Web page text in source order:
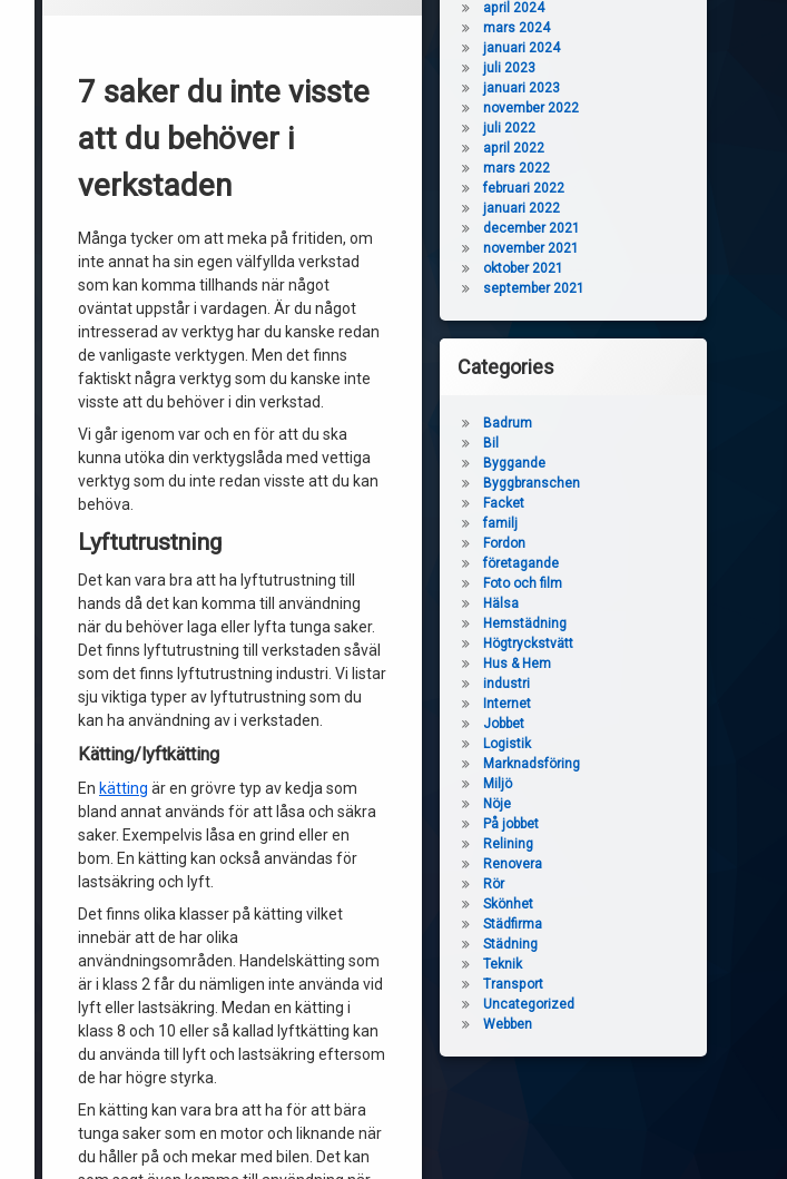
7 saker du inte visste
att du behöver i
verkstaden
Många tycker om att meka på fritiden, om
inte annat ha sin egen välfyllda verkstad
som kan komma tillhands när något
oväntat uppstår i vardagen. Är du något
intresserad av verktyg har du kanske redan
de vanligaste verktygen. Men det finns
faktiskt några verktyg som du kanske inte
visste att du behöver i din verkstad.
Vi går igenom var och en för att du ska
kunna utöka din verktygslåda med vettiga
verktyg som du inte redan visste att du kan
behöva.
Lyftutrustning
Det kan vara bra att ha lyftutrustning till
hands då det kan komma till användning
när du behöver laga eller lyfta tunga saker.
Det finns lyftutrustning till verkstaden såväl
som det finns lyftutrustning industri. Vi listar
sju viktiga typer av lyftutrustning som du
kan ha användning av i verkstaden.
Kätting/lyftkätting
En kätting är en grövre typ av kedja som
bland annat används för att låsa och säkra
saker. Exempelvis låsa en grind eller en
bom. En kätting kan också användas för
lastsäkring och lyft.
Det finns olika klasser på kätting vilket
innebär att de har olika
användningsområden. Handelskätting som
är i klass 2 får du nämligen inte använda vid
lyft eller lastsäkring. Medan en kätting i
klass 8 och 10 eller så kallad lyftkätting kan
du använda till lyft och lastsäkring eftersom
de har högre styrka.
En kätting kan vara bra att ha för att bära
tunga saker som en motor och liknande när
du håller på och mekar med bilen. Det kan
april 2024
mars 2024
januari 2024
juli 2023
januari 2023
november 2022
juli 2022
april 2022
mars 2022
februari 2022
januari 2022
december 2021
november 2021
oktober 2021
september 2021
Categories
Badrum
Bil
Byggande
Byggbranschen
Facket
familj
Fordon
företagande
Foto och film
Hälsa
Hemstädning
Högtryckstvätt
Hus & Hem
industri
Internet
Jobbet
Logistik
Marknadsföring
Miljö
Nöje
På jobbet
Relining
Renovera
Rör
Skönhet
Städfirma
Städning
Teknik
Transport
Uncategorized
Webben